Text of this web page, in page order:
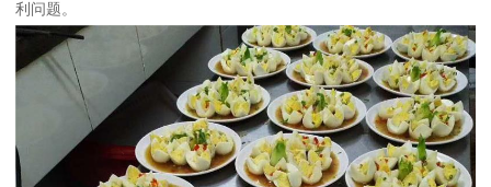
利问题。